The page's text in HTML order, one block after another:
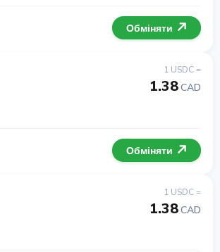
Обміняти
1 USDC =
1.38CAD
Обміняти
1 USDC =
1.38CAD